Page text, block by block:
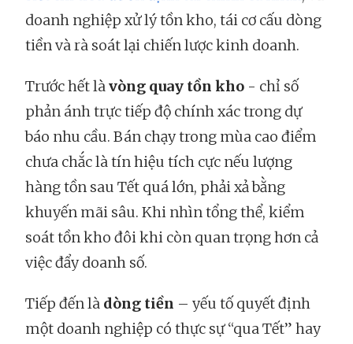
doanh nghiệp xử lý tồn kho, tái cơ cấu dòng
tiền và rà soát lại chiến lược kinh doanh.
Trước hết làvòng quay tồn kho - chỉ số
phản ánh trực tiếp độ chính xác trong dự
báo nhu cầu. Bán chạy trong mùa cao điểm
chưa chắc là tín hiệu tích cực nếu lượng
hàng tồn sau Tết quá lớn, phải xả bằng
khuyến mãi sâu. Khi nhìn tổng thể, kiểm
soát tồn kho đôi khi còn quan trọng hơn cả
việc đẩy doanh số.
Tiếp đến là dòng tiền – yếu tố quyết định
một doanh nghiệp có thực sự “qua Tết” hay